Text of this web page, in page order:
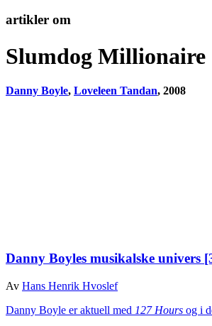
artikler om
Slumdog Millionaire
Danny Boyle, Loveleen Tandan, 2008
Danny Boyles musikalske univers
Av Hans Henrik Hvoslef
Danny Boyle er aktuell med 127 Hours og i